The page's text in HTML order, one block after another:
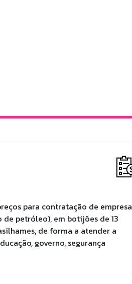
para contratação de empresa
petróleo), em botijões de 13
de forma a atender a
governo, segurança